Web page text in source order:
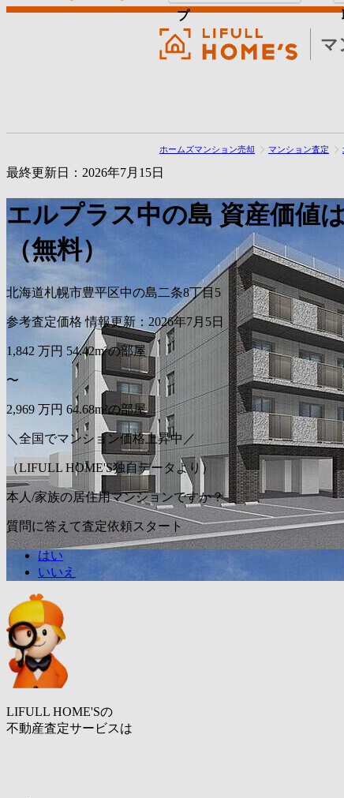
マ
プ
ホームズマンション売却 マンション査定
最終更新日：2026年7月15日
エルプラス中の島 資産価値
（無料）
北海道札幌市豊平区中の島二条8丁目5
参考査定価格 情報更新：2026年7月5日
1,842 万円 54.42m²の部屋
〜
2,969 万円 64.68m²の部屋
＼全国でマンション価格上昇中／
（LIFULL HOME'S独自データより）
本人/家族の居住用マンションですか？
質問に答えて査定依頼スタート
はい
いいえ
LIFULL HOME'Sの
不動産査定サービスは